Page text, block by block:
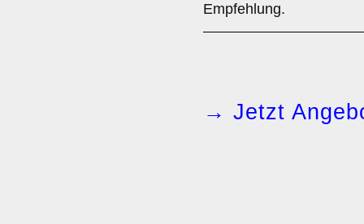
Empfehlung.
→ Jetzt